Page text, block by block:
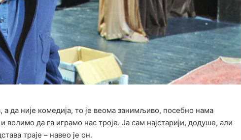
да није комедија, то је веома занимљиво, посебно нама
да га играмо нас троје. Ја сам најстарији, додуше, али
траје – навео је он.